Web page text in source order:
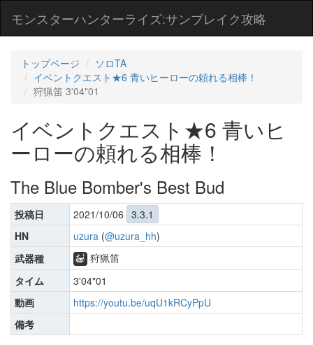
モンスターハンターライズ:サンブレイク攻略
トップページ
ソロTA
イベントクエスト★6 青いヒーローの頼れる相棒！
狩猟笛 3'04"01
イベントクエスト★6 青いヒ
ーローの頼れる相棒！
The Blue Bomber's Best Bud
投稿日 2021/10/06 3.3.1
HN
uzura (@uzura_hh)
武器種
狩猟笛
タイム
3'04"01
動画
https://youtu.be/uqU1kRCyPpU
備考